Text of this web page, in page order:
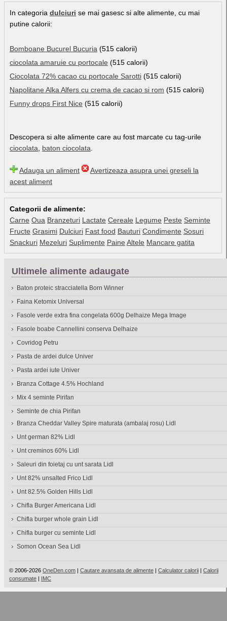
In categoria dulciuri se mai gasesc si alte alimente, cu mai
putine calorii:
Bomboane Bucurel Bucuria (515 calorii)
ciocolata amaruie cu portocale (515 calorii)
Ciocolata 72% cacao cu portocale Sarotti (515 calorii)
Napolitane Alka Alfers cu crema de cacao si rom (515 calorii)
Funny drops First Nice (515 calorii)
Descopera si alte alimente care au fost marcate cu tag-urile
ciocolata
baton ciocolata
Adauga un aliment
Avertizeaza asupra unei greseli la
acest aliment
Categorii de alimente:
Carne Oua Branzeturi Lactate Cereale Legume Peste Seminte
Fructe Grasimi Dulciuri Fast food Bauturi Condimente Sosuri
Snackuri Mezeluri Suplimente Paine Altele Mancare gatita
Ultimele alimente adaugate
Baton proteic stracciatella Born Winner
Faina Ketomix Universal
Fasole verde extra fina congelata 600g Delhaize Mega Image
Fasole boabe Cannellini conserva Delhaize
Covridog Petru
Pasta de ardei dulce Univer
Pasta ardei iute Univer
Branza Cottage 4.5% Hochland
Mix 4 seminte Pirifan
Seminte de chia Pirifan
Branza Cheddar Valley Spire maturata (ambalaj rosu) Lidl
Unt german 82% Lidl
Unt creminos 60% Lidl
Saleuri din foietaj cu unt sarata Lidl
Unt 82% unsalted Frico Lidl
Unt 82.5% Golden Hills Lidl
Chifla Burger Americana Lidl
Chifla burger whole grain Lidl
Chifla burger cu seminte Lidl
Somon Ocean Sea Lidl
© 2006-2026 OneDen.com | Cautare avansata de alimente | Calculator calorii | Calorii
consumate | IMC